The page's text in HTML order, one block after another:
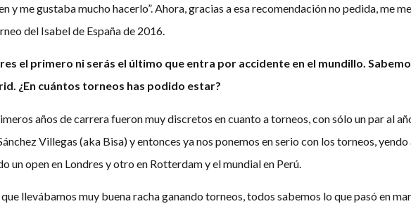
y me gustaba mucho hacerlo”. Ahora, gracias a esa recomendación no pedida, me
del Isabel de España de 2016.
el primero ni serás el último que entra por accidente en el mundillo.
¿En cuántos torneos has podido estar?
años de carrera fueron muy discretos en cuanto a torneos, con sólo un par al
Villegas (aka Bisa) y entonces ya nos ponemos en serio con los torneos,
un open en Londres y otro en Rotterdam y el mundial en Perú.
llevábamos muy buena racha ganando torneos, todos sabemos lo que pasó en